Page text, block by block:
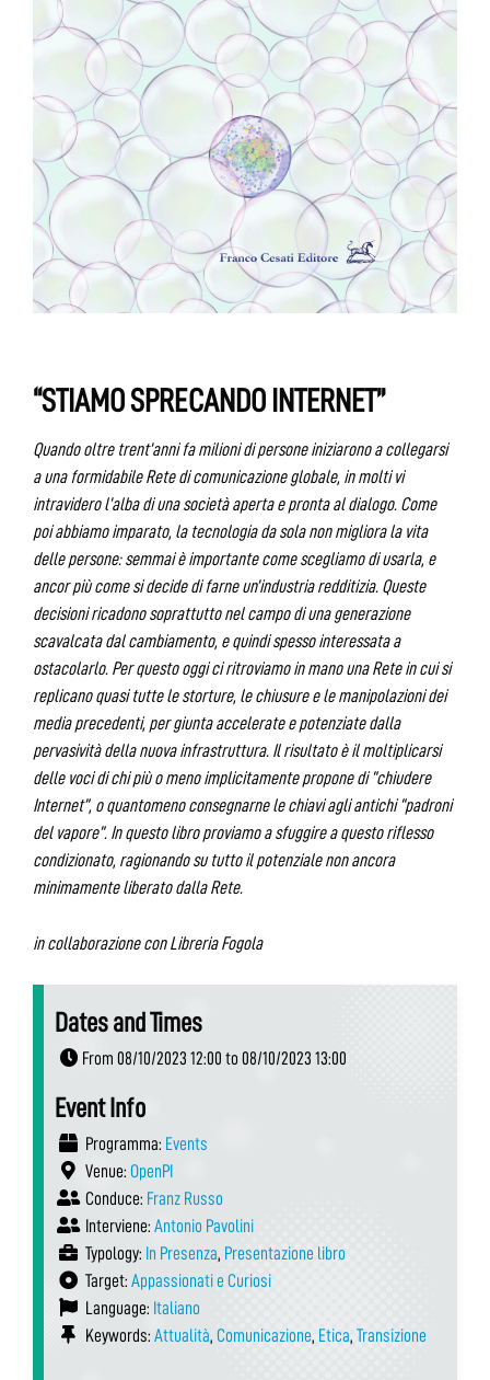
“STIAMO SPRECANDO INTERNET”
Quando oltre trent’anni fa milioni di persone iniziarono a collegarsi
a una formidabile Rete di comunicazione globale, in molti vi
intravidero l’alba di una società aperta e pronta al dialogo. Come
poi abbiamo imparato, la tecnologia da sola non migliora la vita
delle persone: semmai è importante come scegliamo di usarla, e
ancor più come si decide di farne un’industria redditizia. Queste
decisioni ricadono soprattutto nel campo di una generazione
scavalcata dal cambiamento, e quindi spesso interessata a
ostacolarlo. Per questo oggi ci ritroviamo in mano una Rete in cui si
replicano quasi tutte le storture, le chiusure e le manipolazioni dei
media precedenti, per giunta accelerate e potenziate dalla
pervasività della nuova infrastruttura. Il risultato è il moltiplicarsi
delle voci di chi più o meno implicitamente propone di “chiudere
Internet”, o quantomeno consegnarne le chiavi agli antichi “padroni
del vapore”. In questo libro proviamo a sfuggire a questo riflesso
condizionato, ragionando su tutto il potenziale non ancora
minimamente liberato dalla Rete.
in collaborazione con Libreria Fogola
Dates and Times
From 08/10/2023 12:00 to 08/10/2023 13:00
Event Info
Programma: Events
Venue: OpenPI
Conduce: Franz Russo
Interviene: Antonio Pavolini
Typology: In Presenza, Presentazione libro
Target: Appassionati e Curiosi
Language: Italiano
Keywords: Attualità, Comunicazione, Etica, Transizione